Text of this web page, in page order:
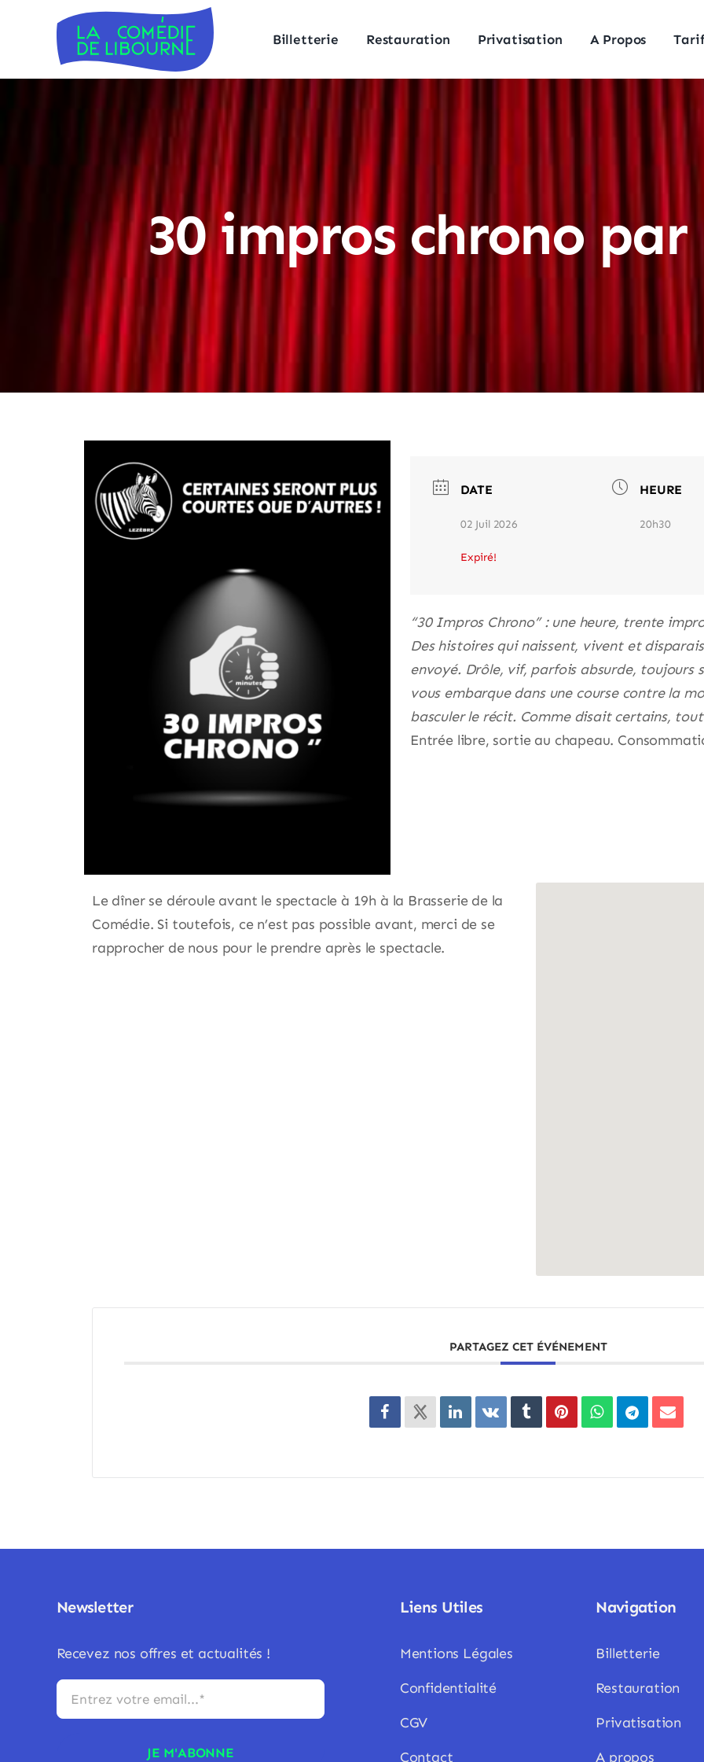
Billetterie Restauration Privatisation A Propos
30 impros chrono par
DATE
02 Juil 2026
Expiré!
HEURE
20h30
“30 Impros Chrono” : une heure, trente
Des histoires qui naissent, vivent et
envoyé. Drôle, vif, parfois absurde, toujours
vous embarque dans une course contre la
basculer le récit. Comme disait certains,
Entrée libre, sortie au chapeau.
Le dîner se déroule avant le spectacle à 19h à la Brasserie de la
Comédie. Si toutefois, ce n’est pas possible avant, merci de se
rapprocher de nous pour le prendre après le spectacle.
PARTAGEZ CET ÉVÉNEMENT
Newsletter
Recevez nos offres et actualités !
JE M'ABONNE
Liens Utiles
Mentions Légales
Confidentialité
CGV
Contact
Navigation
Billetterie
Restauration
Privatisation
A propos